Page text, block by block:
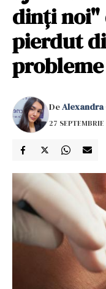
dinți noi"
pierdut
probleme
DeAlexandra
27